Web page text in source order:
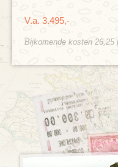
V.a. 3.495,-
Bijkomende kosten 26,25